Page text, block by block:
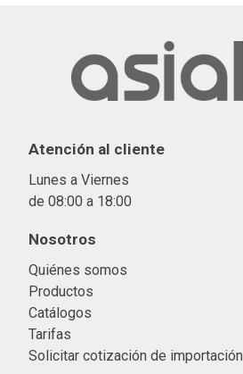
Atención al cliente
Lunes a Viernes
de 08:00 a 18:00
Nosotros
Quiénes somos
Productos
Catálogos
Tarifas
Solicitar cotización de importación